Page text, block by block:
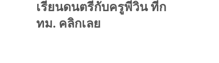
เรียนดนตรีกับครูพี่วิน ที่ก
ทม. คลิกเลย